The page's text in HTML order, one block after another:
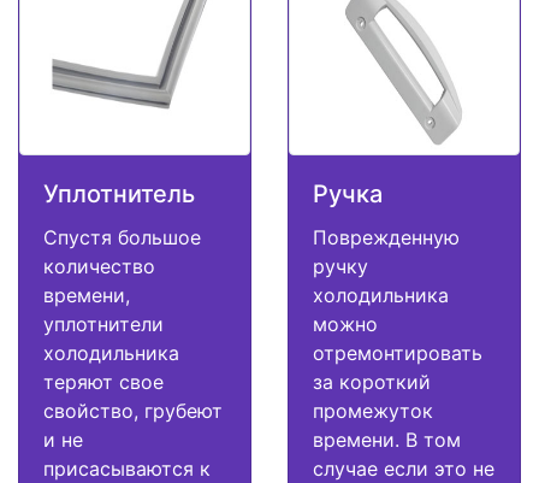
Уплотнитель
Спустя большое
количество
времени,
уплотнители
холодильника
теряют свое
свойство, грубеют
и не
присасываются к
Ручка
Поврежденную
ручку
холодильника
можно
отремонтировать
за короткий
промежуток
времени. В том
случае если это не